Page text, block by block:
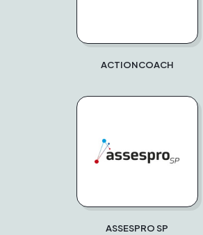
ACTIONCOACH
ASSESPRO SP